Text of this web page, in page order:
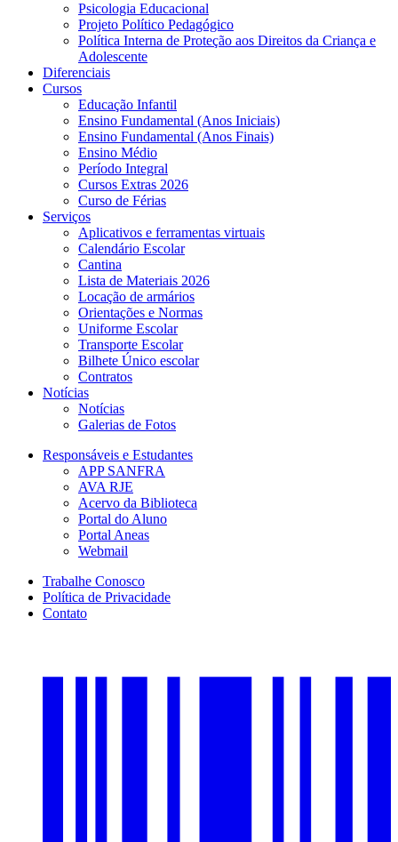
Psicologia Educacional
Projeto Político Pedagógico
Política Interna de Proteção aos Direitos da Criança e
Adolescente
Diferenciais
Cursos
Educação Infantil
Ensino Fundamental (Anos Iniciais)
Ensino Fundamental (Anos Finais)
Ensino Médio
Período Integral
Cursos Extras 2026
Curso de Férias
Serviços
Aplicativos e ferramentas virtuais
Calendário Escolar
Cantina
Lista de Materiais 2026
Locação de armários
Orientações e Normas
Uniforme Escolar
Transporte Escolar
Bilhete Único escolar
Contratos
Notícias
Notícias
Galerias de Fotos
Responsáveis e Estudantes
APP SANFRA
AVA RJE
Acervo da Biblioteca
Portal do Aluno
Portal Aneas
Webmail
Trabalhe Conosco
Política de Privacidade
Contato